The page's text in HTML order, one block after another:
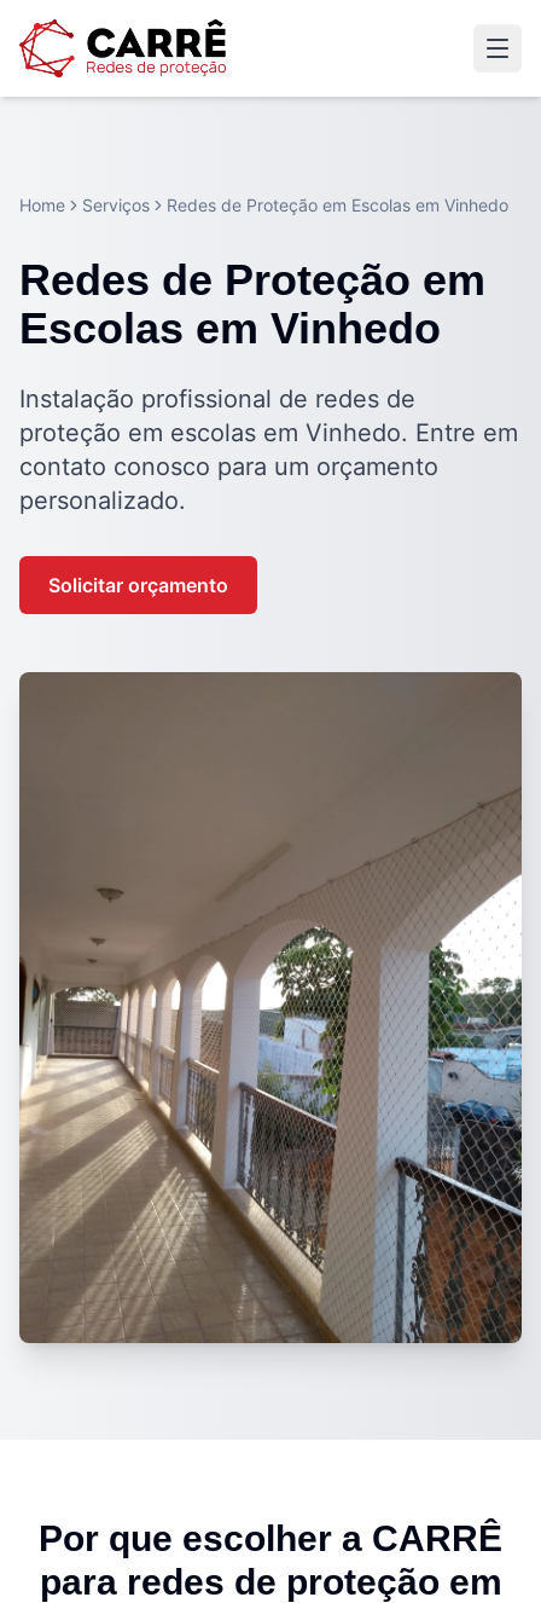
Home Serviços Redes de Proteção em Escolas em Vinhedo
Redes de Proteção em
Escolas em Vinhedo
Instalação profissional de redes de
proteção em escolas em Vinhedo. Entre em
contato conosco para um orçamento
personalizado.
Solicitar orçamento
Por que escolher a CARRÊ
para redes de proteção em